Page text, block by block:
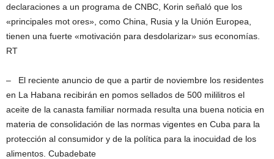
declaraciones a un programa de CNBC, Korin señaló que los
«principales mot ores», como China, Rusia y la Unión Europea,
tienen una fuerte «motivación para desdolarizar» sus economías.
RT
– El reciente anuncio de que a partir de noviembre los residentes
en La Habana recibirán en pomos sellados de 500 mililitros el
aceite de la canasta familiar normada resulta una buena noticia en
materia de consolidación de las normas vigentes en Cuba para la
protección al consumidor y de la política para la inocuidad de los
alimentos. Cubadebate